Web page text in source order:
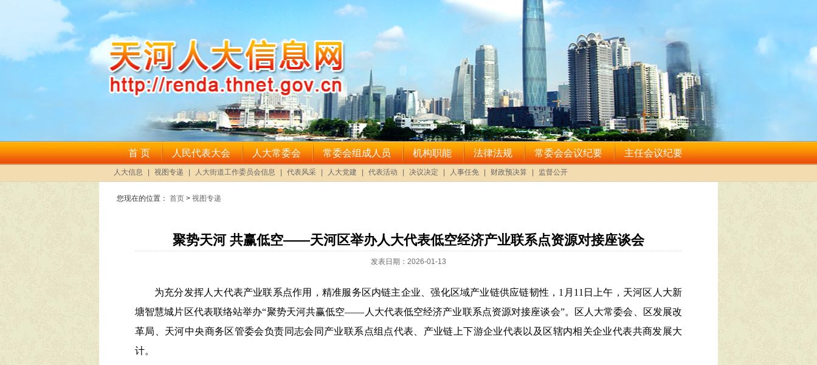
您现在的位置： 首页 > 视图专递
聚势天河 共赢低空——天河区举办人大代表低空经济产业联系点资源对接座谈会
发表日期：2026-01-13
为充分发挥人大代表产业联系点作用 ，精准服务区内链主企业、强化区域产业链供应链韧性， 1 月 11 日上午，天河区人大新
塘智慧城片区代表联络站举办“聚势天河共赢低空—— 人大代表低空经济产业联系点资源对接座谈会”。区人大常委会、区发展改
革局、天河中央商务区管委会负责同志会同产业联系点组点代表、产业链上下游企业代表以及区辖内相关企业代表共商发展大
计。